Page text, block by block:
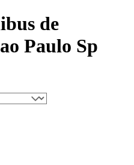
de
Paulo Sp